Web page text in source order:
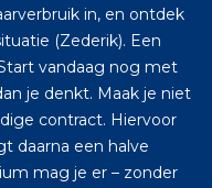
in, en ontdek
(Zederik). Een
vandaag nog met
je denkt. Maak je niet
contract. Hiervoor
daarna een halve
mag je er – zonder